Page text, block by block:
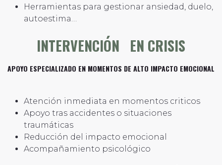
Herramientas para gestionar ansiedad, duelo,
autoestima…
INTERVENCIÓN EN CRISIS
APOYO ESPECIALIZADO EN MOMENTOS DE ALTO IMPACTO EMOCIONAL
Atención inmediata en momentos criticos
Apoyo tras accidentes o situaciones
traumáticas
Reducción del impacto emocional
Acompañamiento psicológico